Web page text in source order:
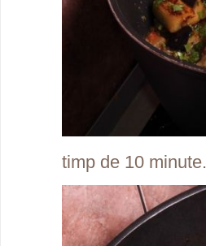
timp de 10 minute.